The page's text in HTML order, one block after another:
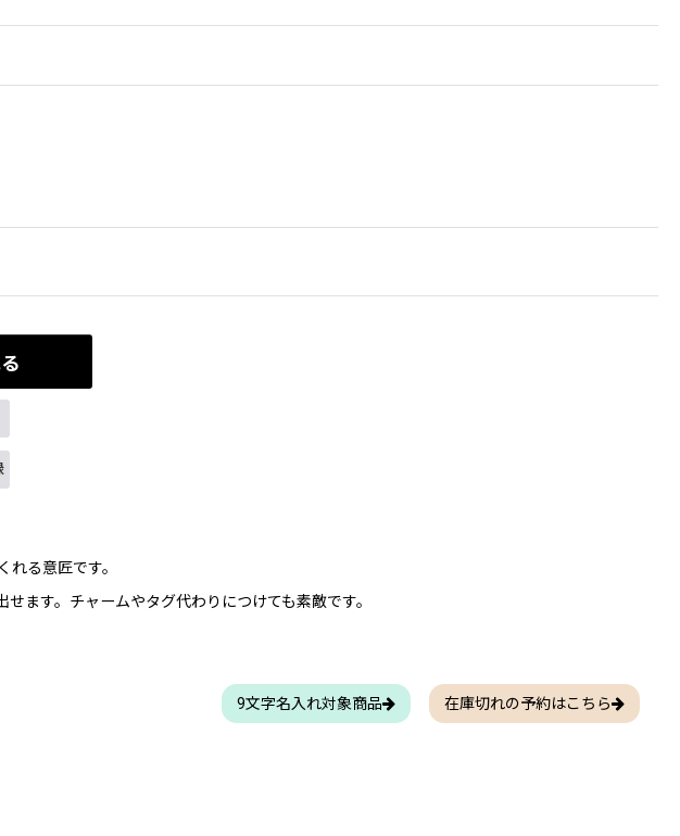
る意匠です。
ます。チャームやタグ代わりにつけても素敵です。
9文字名入れ対象商品 在庫切れの予約はこちら